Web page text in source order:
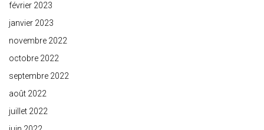
février 2023
janvier 2023
novembre 2022
octobre 2022
septembre 2022
août 2022
juillet 2022